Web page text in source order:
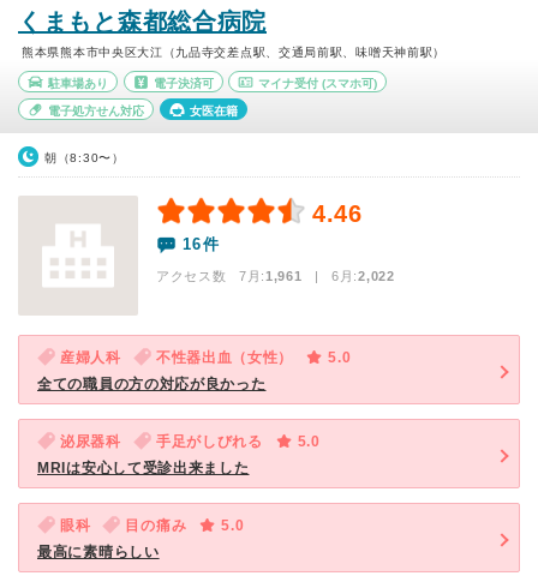
くまもと森都総合病院
熊本県熊本市中央区大江（九品寺交差点駅、交通局前駅、味噌天神前駅）
駐車場あり 電子決済可 マイナ受付 (スマホ可)
電子処方せん対応 女医在籍
朝（8:30〜）
4.46
16件
アクセス数 7月:1,961 | 6月:2,022
産婦人科 不性器出血（女性）
5.0
全ての職員の方の対応が良かった
泌尿器科 手足がしびれる
5.0
MRIは安心して受診出来ました
眼科 目の痛み
5.0
最高に素晴らしい